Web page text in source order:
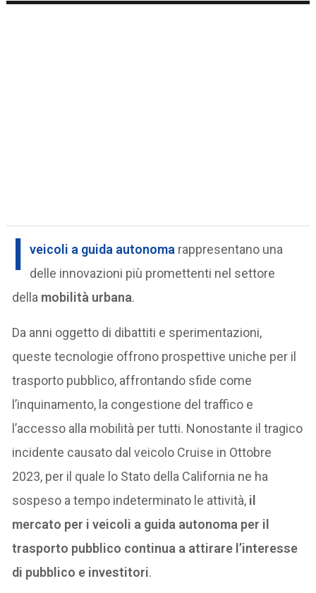
I veicoli a guida autonoma rappresentano una
delle innovazioni più promettenti nel settore
della mobilità urbana.
Da anni oggetto di dibattiti e sperimentazioni,
queste tecnologie offrono prospettive uniche per il
trasporto pubblico, affrontando sfide come
l’inquinamento, la congestione del traffico e
l’accesso alla mobilità per tutti. Nonostante il tragico
incidente causato dal veicolo Cruise in Ottobre
2023, per il quale lo Stato della California ne ha
sospeso a tempo indeterminato le attività, il
mercato per i veicoli a guida autonoma per il
trasporto pubblico continua a attirare l’interesse
di pubblico e investitori.